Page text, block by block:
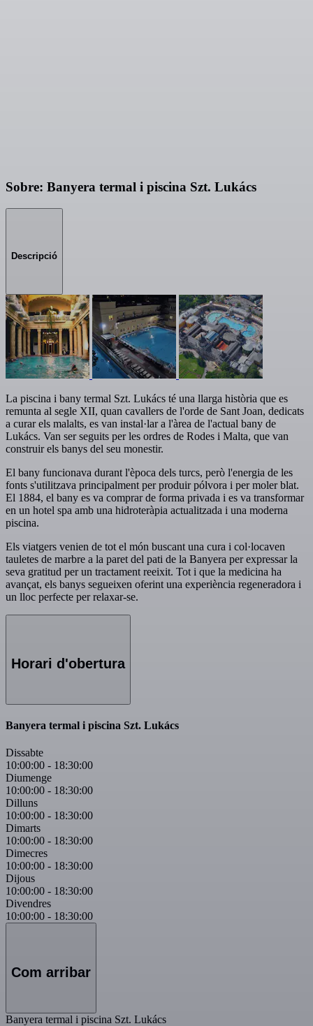
Sobre: Banyera termal i piscina Szt. Lukács
Descripció
La piscina i bany termal Szt. Lukács té una llarga història que es
remunta al segle XII, quan cavallers de l'orde de Sant Joan, dedicats
a curar els malalts, es van instal·lar a l'àrea de l'actual bany de
Lukács. Van ser seguits per les ordres de Rodes i Malta, que van
construir els banys del seu monestir.
El bany funcionava durant l'època dels turcs, però l'energia de les
fonts s'utilitzava principalment per produir pólvora i per moler blat.
El 1884, el bany es va comprar de forma privada i es va transformar
en un hotel spa amb una hidroteràpia actualitzada i una moderna
piscina.
Els viatgers venien de tot el món buscant una cura i col·locaven
tauletes de marbre a la paret del pati de la Banyera per expressar la
seva gratitud per un tractament reeixit. Tot i que la medicina ha
avançat, els banys segueixen oferint una experiència regeneradora i
un lloc perfecte per relaxar-se.
Horari d'obertura
Banyera termal i piscina Szt. Lukács
Dissabte
10:00:00 - 18:30:00
Diumenge
10:00:00 - 18:30:00
Dilluns
10:00:00 - 18:30:00
Dimarts
10:00:00 - 18:30:00
Dimecres
10:00:00 - 18:30:00
Dijous
10:00:00 - 18:30:00
Divendres
10:00:00 - 18:30:00
Com arribar
Banyera termal i piscina Szt. Lukács